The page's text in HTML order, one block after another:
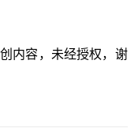
内容，未经授权，谢